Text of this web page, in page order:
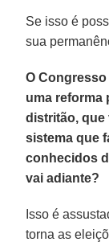
Se isso é
sua
O
uma reforma
distritão, que
sistema que
conhecidos
vai adiante?
Isso é
torna as